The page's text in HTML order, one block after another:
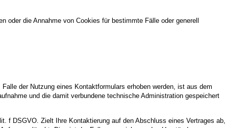
die Annahme von Cookies für bestimmte Fälle oder generell
der Nutzung eines Kontaktformulars erhoben werden, ist aus dem
und die damit verbundene technische Administration gespeichert
f DSGVO. Zielt Ihre Kontaktierung auf den Abschluss eines Vertrages ab,